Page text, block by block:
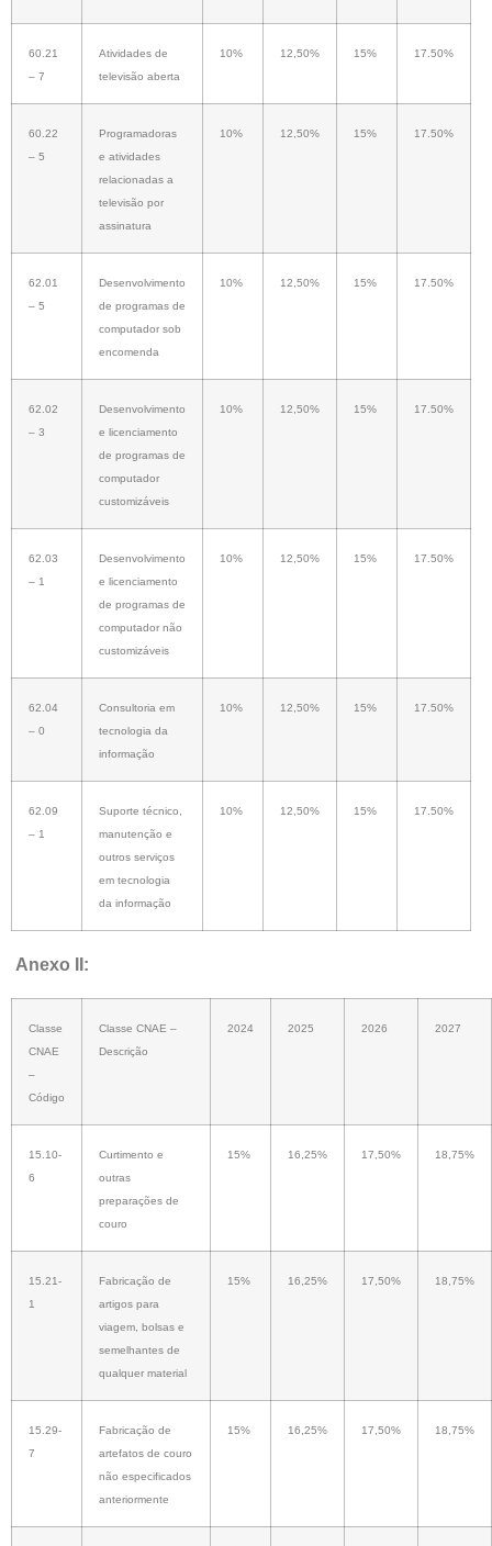
60.21
– 7
Atividades de
televisão aberta
10% 12,50% 15% 17.50%
60.22
– 5
Programadoras
e atividades
relacionadas a
televisão por
assinatura
10% 12,50% 15% 17.50%
62.01
– 5
Desenvolvimento
de programas de
computador sob
encomenda
10% 12,50% 15% 17.50%
62.02
– 3
Desenvolvimento
e licenciamento
de programas de
computador
customizáveis
10% 12,50% 15% 17.50%
62.03
– 1
Desenvolvimento
e licenciamento
de programas de
computador não
customizáveis
10% 12,50% 15% 17.50%
62.04
– 0
Consultoria em
tecnologia da
informação
10% 12,50% 15% 17.50%
62.09
– 1
Suporte técnico,
manutenção e
outros serviços
em tecnologia
da informação
10% 12,50% 15% 17.50%
Anexo II:
Classe
CNAE
–
Código
Classe CNAE –
Descrição
2024 2025 2026 2027
15.10-
6
Curtimento e
outras
preparações de
couro
15% 16,25% 17,50% 18,75%
15.21-
1
Fabricação de
artigos para
viagem, bolsas e
semelhantes de
qualquer material
15% 16,25% 17,50% 18,75%
15.29-
7
Fabricação de
artefatos de couro
não especificados
anteriormente
15% 16,25% 17,50% 18,75%